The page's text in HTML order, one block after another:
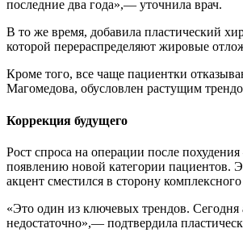
последние два года»,— уточнила врач.
В то же время, добавила пластический
которой перераспределяют жировые
Кроме того, все чаще пациентки
Магомедова, обусловлен растущим
Коррекция будущего
Рост спроса на операции после
появлению новой категории пациентов.
акцент сместился в сторону
«Это один из ключевых трендов. Сегодня
недостаточно»,— подтвердила